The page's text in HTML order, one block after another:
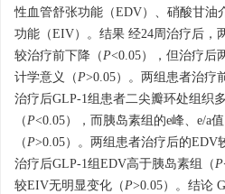
性血管舒张功能（EDV）、硝酸甘油
功能（EIV）。结果 经24周治疗后，
较治疗前下降（P<0.05），但治疗后
计学意义（P>0.05）。两组患者治疗
治疗后GLP-1组患者二尖瓣环处组织
（P<0.05），而胰岛素组的e峰、e/a
（P>0.05）。两组患者治疗后的EDV
治疗后GLP-1组EDV高于胰岛素组（P
较EIV无明显变化（P>0.05）。结论